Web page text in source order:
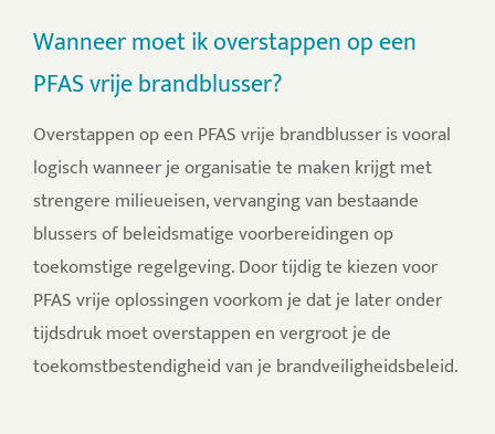
Wanneer moet ik overstappen op een
PFAS vrije brandblusser?
Overstappen op een PFAS vrije brandblusser is vooral
logisch wanneer je organisatie te maken krijgt met
strengere milieueisen, vervanging van bestaande
blussers of beleidsmatige voorbereidingen op
toekomstige regelgeving. Door tijdig te kiezen voor
PFAS vrije oplossingen voorkom je dat je later onder
tijdsdruk moet overstappen en vergroot je de
toekomstbestendigheid van je brandveiligheidsbeleid.